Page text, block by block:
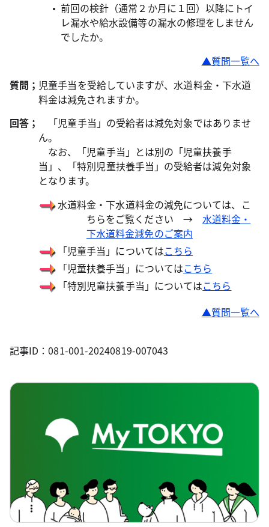
前回の検針（通常２か月に１回）以降にトイ
レ漏水や給水設備等の漏水の修理をしません
でしたか。
▲質問一覧へ
質問； 児童手当を受給していますが、水道料金・下水道
料金は減免されますか。
回答；
「児童手当」の受給者は減免対象ではありませ
ん。
なお、「児童手当」とは別の「児童扶養手
当」、「特別児童扶養手当」の受給者は減免対象
となります。
水道料金・下水道料金の減免については、こ
ちらをご覧ください → 水道料金・
下水道料金減免のご案内
「児童手当」についてはこちら
「児童扶養手当」についてはこちら
「特別児童扶養手当」についてはこちら
▲質問一覧へ
記事ID：081-001-20240819-007043